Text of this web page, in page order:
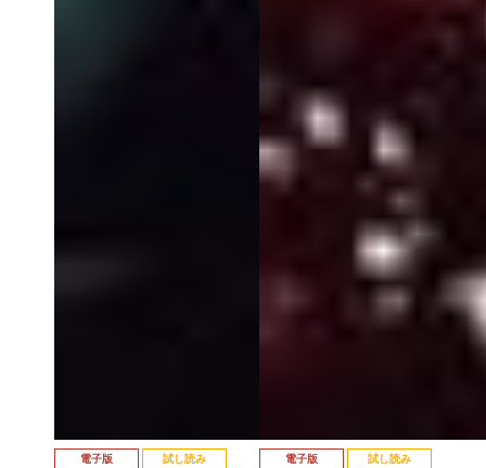
電子版 試し読み 電子版 試し読み